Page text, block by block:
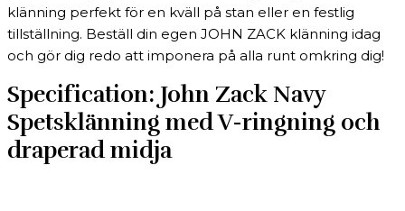
klänning perfekt för en kväll på stan eller en festlig
tillställning. Beställ din egen JOHN ZACK klänning idag
och gör dig redo att imponera på alla runt omkring dig!
Specification: John Zack Navy
Spetsklänning med V-ringning och
draperad midja